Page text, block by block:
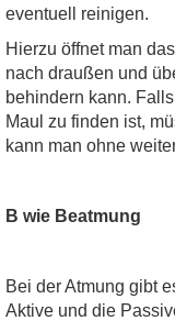
eventuell reinigen.
Hierzu öffnet man
nach draußen und
behindern kann.
Maul zu finden ist,
kann man ohne
B wie Beatmung
Bei der Atmung gibt
Aktive und die